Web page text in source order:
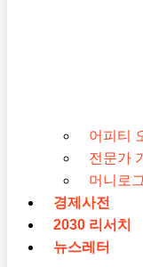
어피티
전문가
머니로그
경제사전
2030 리서치
뉴스레터